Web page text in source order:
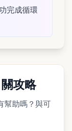
完成循環
攻略
幫助嗎？與可